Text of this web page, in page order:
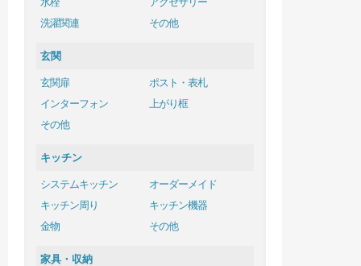
洗濯関連
その他
玄関
玄関扉
ポスト・表札
インターフォン
上がり框
その他
キッチン
システムキッチン
オーダーメイド
キッチン周り
キッチン機器
金物
その他
家具・収納